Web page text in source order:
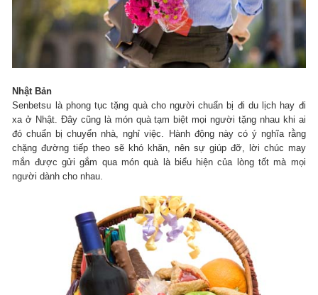
Nhật Bản
Senbetsu là phong tục tặng quà cho người chuẩn bị đi du lịch hay đi
xa ở Nhật. Đây cũng là món quà tạm biệt mọi người tặng nhau khi ai
đó chuẩn bị chuyển nhà, nghỉ việc. Hành động này có ý nghĩa rằng
chặng đường tiếp theo sẽ khó khăn, nên sự giúp đỡ, lời chúc may
mắn được gửi gắm qua món quà là biểu hiện của lòng tốt mà mọi
người dành cho nhau.